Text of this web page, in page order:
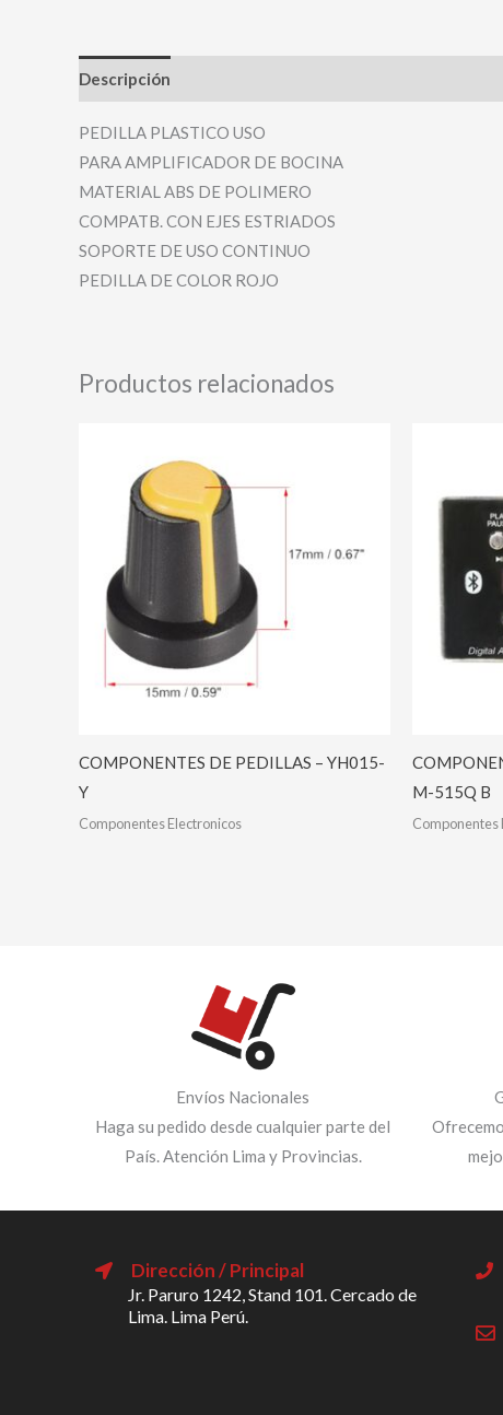
Descripción
PEDILLA PLASTICO USO
PARA AMPLIFICADOR DE BOCINA
MATERIAL ABS DE POLIMERO
COMPATB. CON EJES ESTRIADOS
SOPORTE DE USO CONTINUO
PEDILLA DE COLOR ROJO
Productos relacionados
COMPONENTES DE PEDILLAS – YH015-
Y
Componentes Electronicos
M-515Q B
Componentes
Envíos Nacionales
Haga su pedido desde cualquier parte del
País. Atención Lima y Provincias.
Dirección / Principal
Jr. Paruro 1242, Stand 101. Cercado de
Lima. Lima Perú.